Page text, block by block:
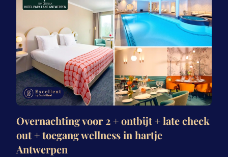
Overnachting voor 2 + ontbijt + late check
out + toegang wellness in hartje
Antwerpen